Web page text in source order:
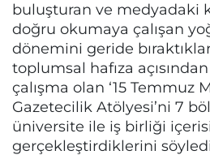
buluşturan ve medyadaki
doğru okumaya çalışan
dönemini geride
toplumsal hafıza
çalışma olan ‘15 Temmuz
Gazetecilik Atölyesi’ni 7
üniversite ile iş birliği
gerçekleştirdiklerini